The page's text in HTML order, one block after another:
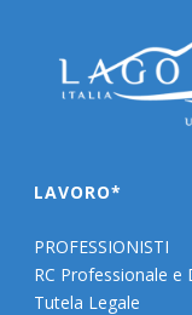
LAVORO*
PROFESSIONISTI
RC Professionale e
Tutela Legale